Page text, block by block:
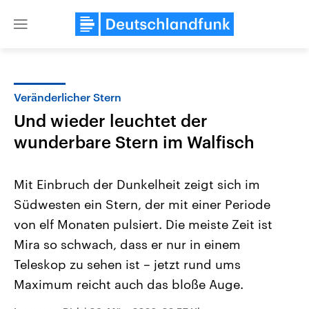
Close
Landtagswahl Sachsen-Anhalt
2026
Alle Informationen
Sachsen-Anhalt wählt am 6.
September 2026 einen neuen
Bundesland von einer Koalition aus
USA
Aktuelle Beiträge,
Hintergründe
gehören die Vereinigten
mit großem Einfluss auf
Veränderlicher Stern
Und wieder leuchtet der
wunderbare Stern im Walfisch
Mit Einbruch der Dunkelheit zeigt sich im
Südwesten ein Stern, der mit einer Periode
von elf Monaten pulsiert. Die meiste Zeit ist
Mira so schwach, dass er nur in einem
Teleskop zu sehen ist – jetzt rund ums
Maximum reicht auch das bloße Auge.